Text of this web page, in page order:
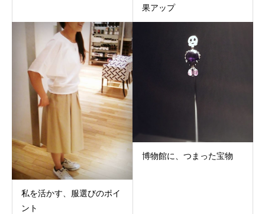
果アップ
私を活かす、服選びのポイ
ント
博物館に、つまった宝物